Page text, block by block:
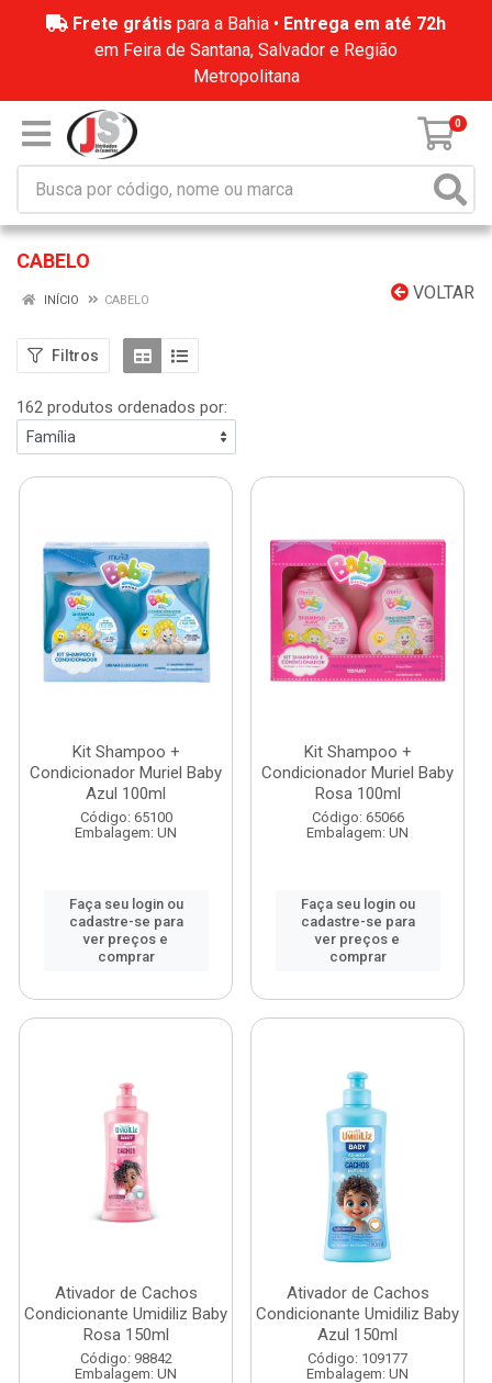
Frete grátis para a Bahia • Entrega em até 72h
em Feira de Santana, Salvador e Região
Metropolitana
0
CABELO
VOLTAR
INÍCIO CABELO
Filtros
162 produtos ordenados por:
Kit Shampoo +
Condicionador Muriel Baby
Azul 100ml
Código: 65100
Embalagem: UN
Faça seu login ou
cadastre-se para
ver preços e
comprar
Kit Shampoo +
Condicionador Muriel Baby
Rosa 100ml
Código: 65066
Embalagem: UN
Faça seu login ou
cadastre-se para
ver preços e
comprar
Ativador de Cachos
Condicionante Umidiliz Baby
Rosa 150ml
Código: 98842
Embalagem: UN
Ativador de Cachos
Condicionante Umidiliz Baby
Azul 150ml
Código: 109177
Embalagem: UN